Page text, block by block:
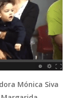
Mónica Siva